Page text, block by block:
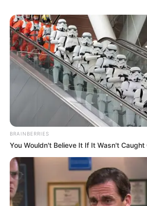
BRAINBERRIES
You Wouldn't Believe It If It Wasn't Caught